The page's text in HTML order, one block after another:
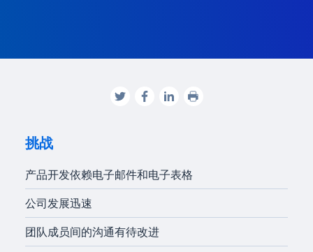
挑战
产品开发依赖电子邮件和电子表格
公司发展迅速
团队成员间的沟通有待改进